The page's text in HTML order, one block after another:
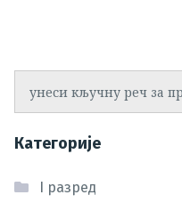
Категорије
I разред